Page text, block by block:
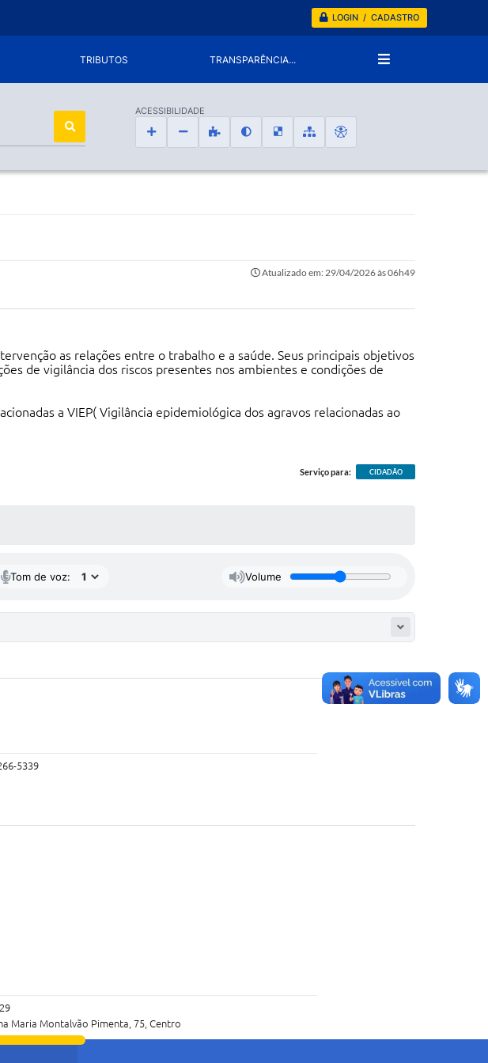
LOGIN / CADASTRO
TRIBUTOS TRANSPARÊNCIA...
ACESSIBILIDADE
Atualizado em: 29/04/2026 às 06h49
as relações entre o trabalho e a saúde. Seus principais objetivos
de vigilância dos riscos presentes nos ambientes e condições de
a VIEP( Vigilância epidemiológica dos agravos relacionadas ao
Serviço para: CIDADÃO
Tom de voz: Volume
5339
Maria Montalvão Pimenta, 75, Centro